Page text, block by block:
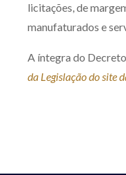
licitações, de
manufaturados e
A íntegra do
da Legislação do site